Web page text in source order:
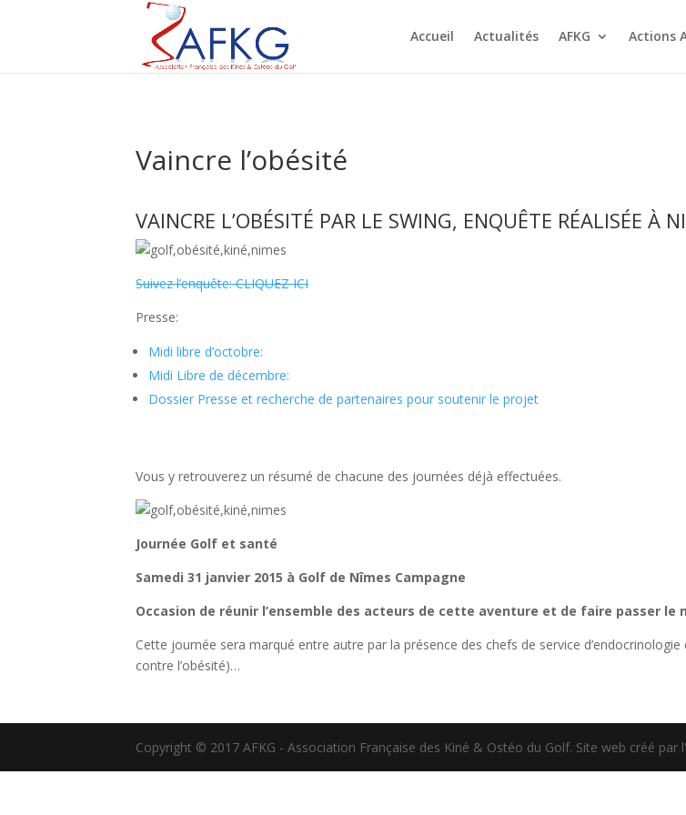
Accueil Actualités AFKG Actions
Vaincre l’obésité
VAINCRE L’OBÉSITÉ PAR LE SWING, ENQUÊTE RÉALISÉE À
Suivez l’enquête: CLIQUEZ ICI
Presse:
Midi libre d’octobre:
Midi Libre de décembre:
Dossier Presse et recherche de partenaires pour soutenir le projet
Vous y retrouverez un résumé de chacune des journées déjà effectuées.
Journée Golf et santé
Samedi 31 janvier 2015 à Golf de Nîmes Campagne
Occasion de réunir l’ensemble des acteurs de cette aventure et de faire passer
Cette journée sera marqué entre autre par la présence des chefs de service
contre l’obésité)…
Copyright © 2017 AFKG - Association Française des Kiné & Ostéo du Golf. Site web créé par